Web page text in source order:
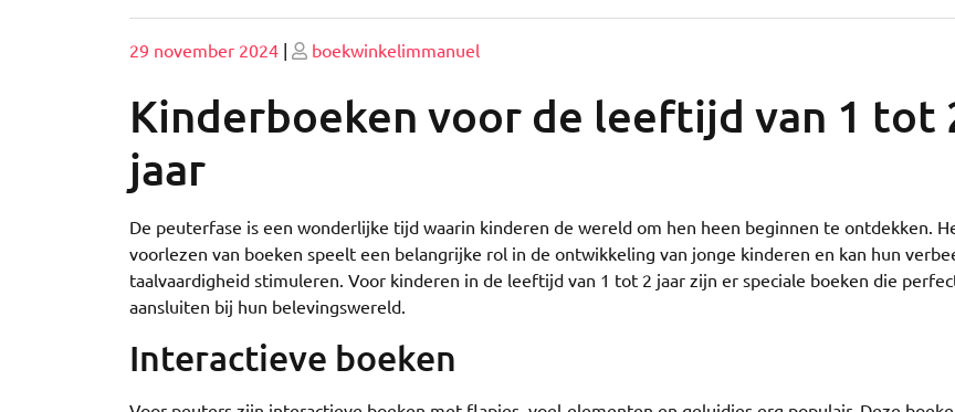
Geplaatst
29 november 2024 | Geplaatst
boekwinkelimmanuel
Kinderboeken voor de leeftijd van 1 tot
jaar
De peuterfase is een wonderlijke tijd waarin kinderen de wereld om hen heen beginnen te ontdekken.
voorlezen van boeken speelt een belangrijke rol in de ontwikkeling van jonge kinderen en kan hun
taalvaardigheid stimuleren. Voor kinderen in de leeftijd van 1 tot 2 jaar zijn er speciale boeken die
aansluiten bij hun belevingswereld.
Interactieve boeken